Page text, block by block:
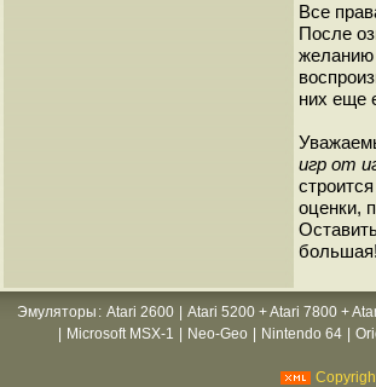
Все
После
желанию
них еще
игр от
оценки,
большая!
Эмуляторы : Atari 2600 Atari 5200 + Atari 7800 +
Microsoft MSX-1 Neo-Geo Nintendo 64